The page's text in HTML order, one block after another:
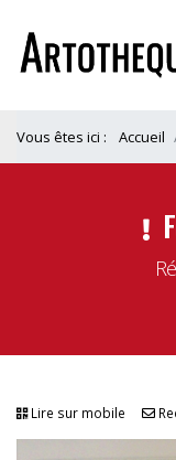
Vous êtes ici : Accueil
Lire sur mobile